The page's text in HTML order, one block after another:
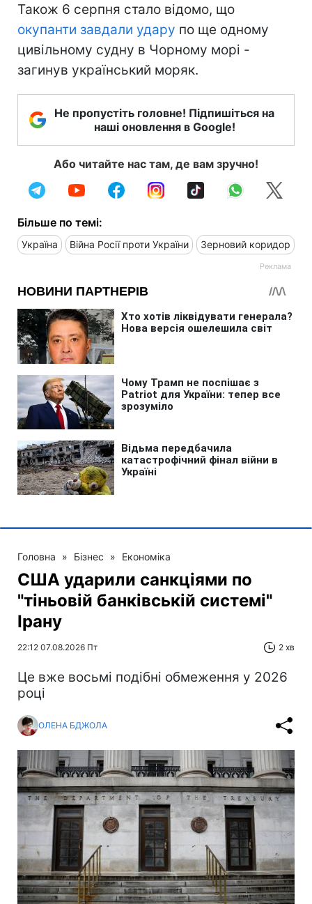
Також 6 серпня стало відомо, що
окупанти завдали удару по ще одному
цивільному судну в Чорному морі -
загинув український моряк.
Не пропустіть головне! Підпишіться на
наші оновлення в Google!
Або читайте нас там, де вам зручно!
Більше по темі:
Україна Війна Росії проти України Зерновий коридор
Головна » Бізнес » Економіка
США ударили санкціями по
"тіньовій банківській системі"
Ірану
22:12 07.08.2026 Пт 2 хв
Це вже восьмі подібні обмеження у 2026
році
ОЛЕНА БДЖОЛА